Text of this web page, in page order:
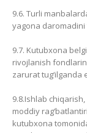
9.6. Turli
yagona
9.7. Kutubxona
rivojlanish
zarurat
9.8.Ishlab
moddiy
kutubxona